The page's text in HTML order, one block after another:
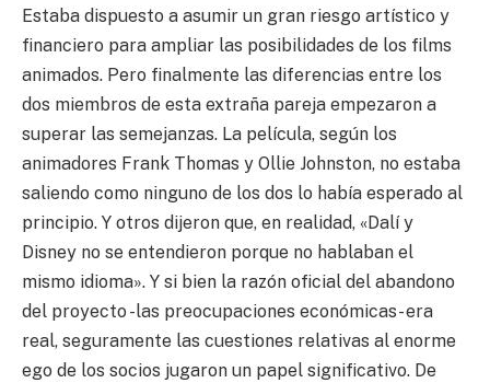
Estaba dispuesto a asumir un gran riesgo artístico y
financiero para ampliar las posibilidades de los films
animados. Pero finalmente las diferencias entre los
dos miembros de esta extraña pareja empezaron a
superar las semejanzas. La película, según los
animadores Frank Thomas y Ollie Johnston, no estaba
saliendo como ninguno de los dos lo había esperado al
principio. Y otros dijeron que, en realidad, «Dalí y
Disney no se entendieron porque no hablaban el
mismo idioma». Y si bien la razón oficial del abandono
del proyecto -las preocupaciones económicas- era
real, seguramente las cuestiones relativas al enorme
ego de los socios jugaron un papel significativo. De